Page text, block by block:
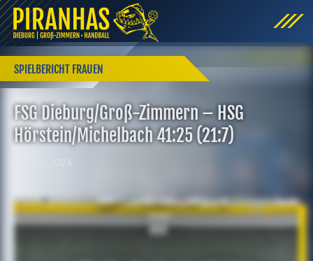
SPIELBERICHT FRAUEN
FSG Dieburg/Groß-Zimmern – HSG
Hörstein/Michelbach 41:25 (21:7)